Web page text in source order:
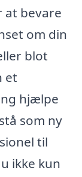
at bevare
om din
blot
et
hjælpe
som ny
til
ikke kun